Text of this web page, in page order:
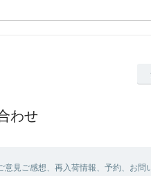
わせ
見ご感想、再入荷情報、予約、お問